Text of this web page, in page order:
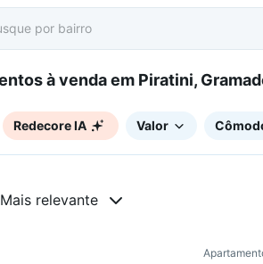
60 Apartamentos à venda em Piratini,
Redecore IA Valor
Mais relevante
Chegou